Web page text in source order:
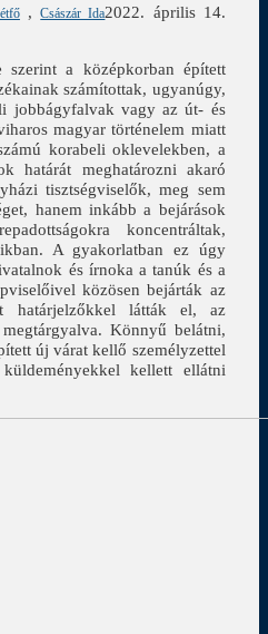
,Császár Ida2022. április 14.
szerint a középkorban épített
számítottak, ugyanúgy,
jobbágyfalvak vagy az út- és
magyar történelem miatt
korabeli oklevelekben, a
határát meghatározni akaró
tisztségviselők, meg sem
hanem inkább a bejárások
koncentráltak,
A gyakorlatban ez úgy
és írnoka a tanúk és a
közösen bejárták az
határjelzőkkel látták el, az
Könnyű belátni,
új várat kellő személyzettel
kellett ellátni